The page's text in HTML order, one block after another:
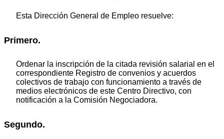
Esta Dirección General de Empleo resuelve:
Primero.
Ordenar la inscripción de la citada revisión salarial en el
correspondiente Registro de convenios y acuerdos
colectivos de trabajo con funcionamiento a través de
medios electrónicos de este Centro Directivo, con
notificación a la Comisión Negociadora.
Segundo.